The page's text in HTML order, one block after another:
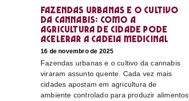
Fazendas urbanas e o cultivo
da cannabis: como a
agricultura de cidade pode
acelerar a cadeia medicinal
16 de novembro de 2025
Fazendas urbanas e o cultivo da cannabis
viraram assunto quente. Cada vez mais
cidades apostam em agricultura de
ambiente controlado para produzir alimentos